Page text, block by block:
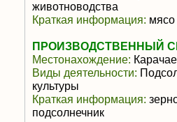
животноводства
Краткая информация: мясо
ПРОИЗВОДСТВЕННЫЙ
Местонахождение:
Виды деятельности:
культуры
Краткая информация:
подсолнечник